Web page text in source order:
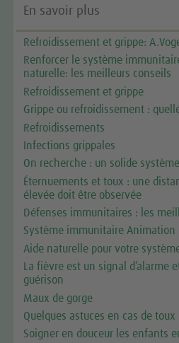
En savoir plus
Refroidissement et grippe:
Renforcer le système
naturelle: les meilleurs conseils
Refroidissement et grippe
Grippe ou refroidissement :
Refroidissements
Infections grippales
On recherche : un solide
Éternuements et toux : une
élevée doit être observée
Défenses immunitaires : les
Système immunitaire Animation
Aide naturelle pour votre
La fièvre est un signal d’alarme
guérison
Maux de gorge
Quelques astuces en cas de toux
Soigner en douceur les